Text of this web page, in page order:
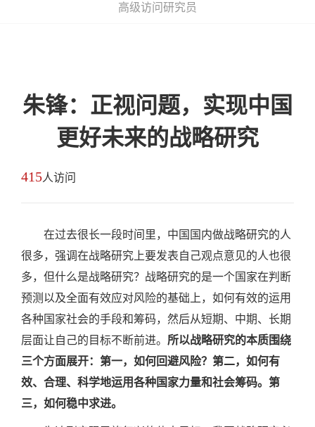
高级访问研究员
朱锋：正视问题，实现中国
更好未来的战略研究
415人访问
在过去很长一段时间里，中国国内做战略研究的人
很多，强调在战略研究上要发表自己观点意见的人也很
多，但什么是战略研究？战略研究的是一个国家在判断
预测以及全面有效应对风险的基础上，如何有效的运用
各种国家社会的手段和筹码，然后从短期、中期、长期
层面让自己的目标不断前进。 所以战略研究的本质围绕
三个方面展开：第一，如何回避风险？第二，如何有
效、合理、科学地运用各种国家力量和社会筹码。第
三，如何稳中求进。